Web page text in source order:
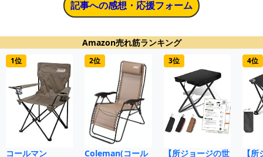
記事への感想・応援フォーム
Amazon売れ筋ランキング
1位
コールマン
2位
Coleman(コール
3位
【所ジョージの世
4位
【